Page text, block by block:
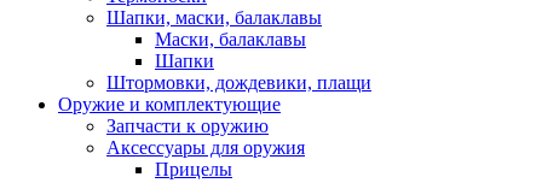
Шапки, маски, балаклавы
Маски, балаклавы
Шапки
Штормовки, дождевики, плащи
Оружие и комплектующие
Запчасти к оружию
Аксессуары для оружия
Прицелы